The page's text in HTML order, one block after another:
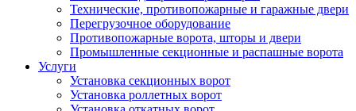
Технические, противопожарные и гаражные двери
Перегрузочное оборудование
Противопожарные ворота, шторы и двери
Промышленные секционные и распашные ворота
Услуги
Установка секционных ворот
Установка роллетных ворот